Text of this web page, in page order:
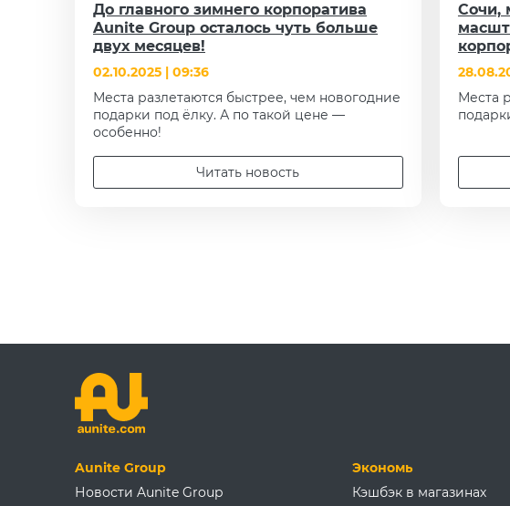
До главного зимнего корпоратива
Aunite Group осталось чуть больше
двух месяцев!
02.10.2025 | 09:36
Места разлетаются быстрее, чем новогодние
подарки под ёлку. А по такой цене —
особенно!
Читать новость
Сочи,
Места
Aunite Group
Новости Aunite Group
Экономь
Кэшбэк в магазинах